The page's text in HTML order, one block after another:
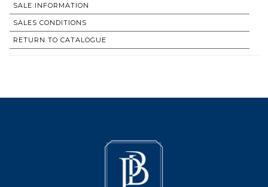
SALE INFORMATION
SALES CONDITIONS
RETURN TO CATALOGUE